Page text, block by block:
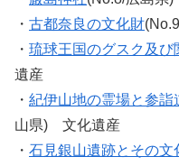
・ 古都奈良の文化財
・ 琉球王国のグスク及び
遺産
・ 紀伊山地の霊場と参詣
山県) 文化遺産
・ 石見銀山遺跡とその文